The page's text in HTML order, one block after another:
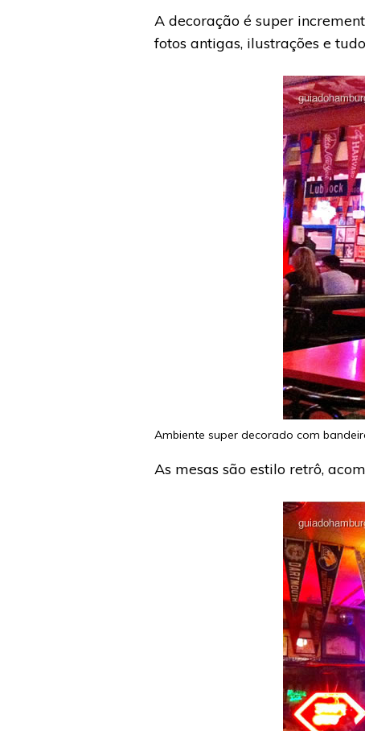
A decoração é super
fotos antigas, ilustrações e
Ambiente super decorado com
As mesas são estilo retrô,